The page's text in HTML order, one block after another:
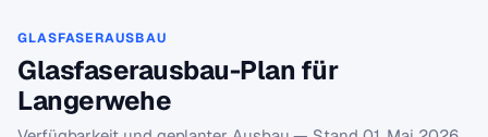
GLASFASERAUSBAU
Glasfaserausbau-Plan für
Langerwehe